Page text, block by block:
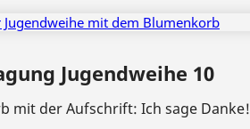
Jugendweihe 10
mit der Aufschrift: Ich sage Danke!